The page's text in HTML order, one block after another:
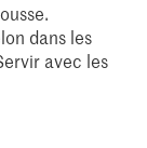
dans les
avec les